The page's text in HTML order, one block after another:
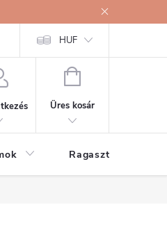
HUF
KOSÁR
Üres kosár
Ragasztók